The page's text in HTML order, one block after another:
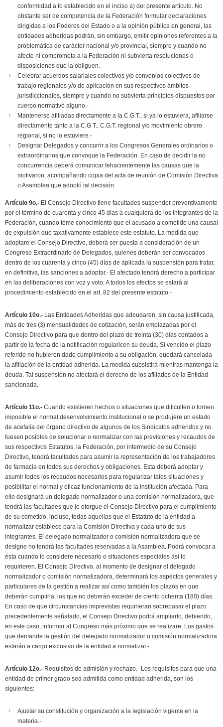
conformidad a lo establecido en el inciso a) del presente artículo. No
obstante ser de competencia de la Federación formular declaraciones
dirigidas a los Poderes del Estado o a la opinión pública en general, las
entidades adheridas podrán, sin embargo, emitir opiniones referentes a la
problemática de carácter nacional y/o provincial, siempre y cuando no
afecte ni comprometa a la Federación ni subvierta resoluciones o
disposiciones que la obliguen.-
Celebrar acuerdos salariales colectivos y/o convenios colectivos de
trabajo regionales y/o de aplicación en sus respectivos ámbitos
jurisdiccionales, siempre y cuando no subvierta principios dispuestos por
cuerpo normativo alguno.-
Mantenerse afiliadas directamente a la C.G.T., si ya lo estuviera, afiliarse
directamente tanto a la C.G.T., C.G.T. regional y/o movimiento obrero
regional, si no lo estuviere.-
Designar Delegados y concurrir a los Congresos Generales ordinarios o
extraordinarios que convoque la Federación. En caso de decidir la no
concurrencia deberá comunicar fehacientemente las causas que la
motivaron, acompañando copia del acta de reunión de Comisión Directiva
o Asamblea que adoptó tal decisión.
Artículo 9o.- El Consejo Directivo tiene facultades suspender preventivamente
por el término de cuarenta y cinco 45 días a cualquiera de los integrantes de la
Federación, cuando tome conocimiento que el acusado a cometido una causal
de expulsión que taxativamente establece este estatuto. La medida que
adoptare el Consejo Directivo, deberá ser puesta a consideración de un
Congreso Extraordinario de Delegados, quienes deberán ser convocados
dentro de los cuarenta y cinco (45) días de aplicada la suspensión para tratar,
en definitiva, las sanciones a adoptar.- El afectado tendrá derecho a participar
en las deliberaciones con voz y voto. A todos los efectos se estará al
procedimiento establecido en el art. 82 del presente estatuto.-
Artículo 10o.- Las Entidades Adheridas que adeudaren, sin causa justificada,
más de tres (3) mensualidades de cotización, serán emplazadas por el
Consejo Directivo para que dentro del plazo de treinta (30) días contados a
partir de la fecha de la notificación regularicen su deuda. Si vencido el plazo
referido no hubieren dado cumplimiento a su obligación, quedará cancelada
la afiliación de la entidad adherida. La medida subsistirá mientras mantenga la
deuda. Tal suspensión no afectará el derecho de los afiliados de la Entidad
sancionada.-
Artículo 11o.- Cuando existieren hechos o situaciones que dificulten o tornen
imposible el normal desenvolvimiento institucional o se produjere un estado
de acefalía del órgano directivo de algunos de los Sindicatos adheridos y no
fuesen posibles de solucionar o normalizar con las previsiones y recaudos de
sus respectivos Estatutos, la Federación, por intermedio de su Consejo
Directivo, tendrá facultades para asumir la representación de los trabajadores
de farmacia en todos sus derechos y obligaciones. Esta deberá adoptar y
asumir todos los recaudos necesarios para regularizar tales situaciones y
posibilitar el normal y eficaz funcionamiento de la Institución afectada. Para
ello designará un delegado normalizador o una comisión normalizadora, que
tendrá las facultades que le otorgue el Consejo Directivo para el cumplimiento
de su cometido, incluso, todas aquellas que el Estatuto de la entidad a
normalizar establece para la Comisión Directiva y cada uno de sus
integrantes. El delegado normalizador o comisión normalizadora que se
designe no tendrá las facultades reservadas a la Asamblea. Podrá convocar a
ésta cuando lo considere necesario o situaciones especiales así lo
requirieren. El Consejo Directivo, al momento de designar el delegado
normalizador o comisión normalizadora, determinará los aspectos generales y
particulares de la gestión a realizar así como también los plazos en que
deberán cumplirla, los que no deberán exceder de ciento ochenta (180) días.
En caso de que circunstancias imprevistas requirieran sobrepasar el plazo
precedentemente señalado, el Consejo Directivo podrá ampliarlo, debiendo,
en este caso, informar al Congreso más próximo que se realizare. Los gastos
que demande la gestión del delegado normalizador o comisión normalizadora
estarán a cargo exclusivo de la entidad a normalizar.-
Artículo 12o.- Requisitos de admisión y rechazo.- Los requisitos para que una
entidad de primer grado sea admitida como entidad adherida, son los
siguientes:
Ajustar su constitución y organización a la legislación vigente en la
materia.-